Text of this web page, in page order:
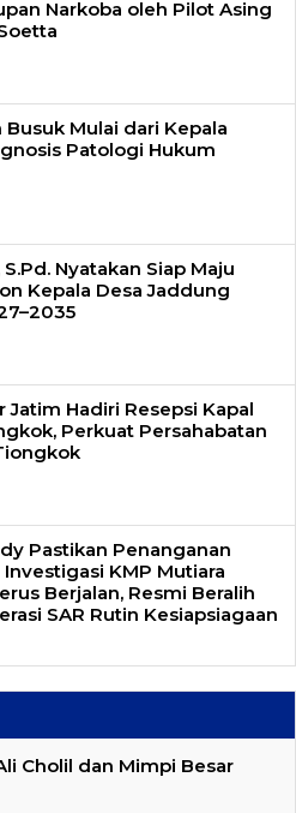
Narkoba oleh Pilot Asing
Mulai dari Kepala
Patologi Hukum
Nyatakan Siap Maju
Kepala Desa Jaddung
Jatim Hadiri Resepsi Kapal
Perkuat Persahabatan
Pastikan Penanganan
KMP Mutiara
Berjalan, Resmi Beralih
SAR Rutin Kesiapsiagaan
Cholil dan Mimpi Besar